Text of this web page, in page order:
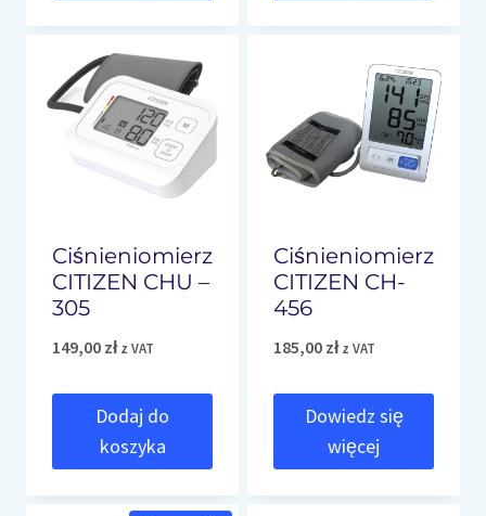
Ciśnieniomierz
CITIZEN CHU –
305
149,00 zł z VAT
Dodaj do
koszyka
Ciśnieniomierz
CITIZEN CH-
456
185,00 zł z VAT
Dowiedz się
więcej